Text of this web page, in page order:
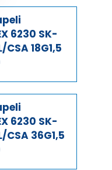
6230 SK-
CSA 18G1,5
6230 SK-
CSA 36G1,5